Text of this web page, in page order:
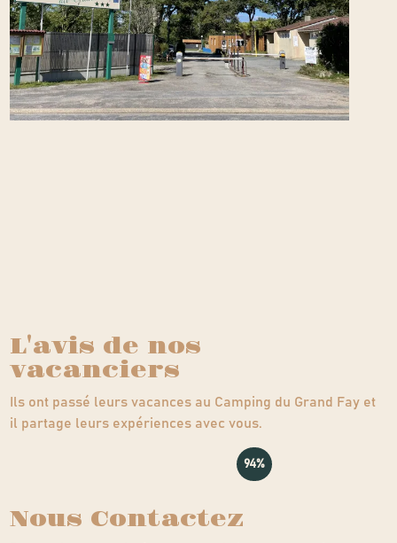
L'avis de nos
vacanciers
Ils ont passé leurs vacances au Camping du Grand Fay et
il partage leurs expériences avec vous.
94%
Nous Contactez